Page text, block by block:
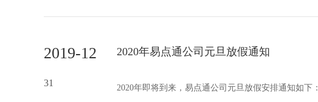
2019-12
31
2020年易点通公司元旦放假通知
2020年即将到来，易点通公司元旦放假安排通知如下：